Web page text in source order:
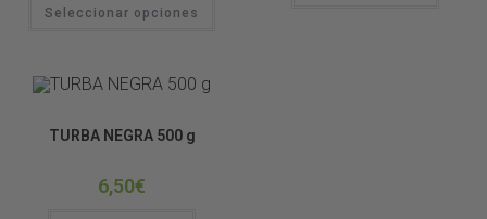
Seleccionar opciones
TURBA NEGRA 500 g
6,50€